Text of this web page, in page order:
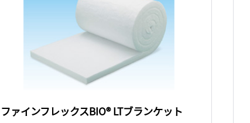
ファインフレックスBIO® LTブランケット